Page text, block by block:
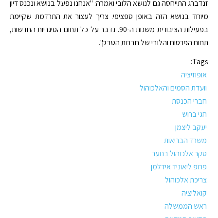
זנדברג התייחסה גם לנושא הלובי ואמרה: "אנחנו נפעל בנושא ונכנס דיון
מיוחד בנושא הזה באופן ספציפי. צריך לעצור את התרדמת שקיימת
בפעילות הציבורית משנות ה-90. נדבר על כל תחום הסיגריות החדשות,
תחום הפרסום והלובי של חברות הטבק".
Tags:
אופוזיציה
וועדת הסמים והאלכוהול
חברי הכנסת
חגי ברוש
יעקב ליצמן
משרד הבריאות
סקר אלכוהול בנוער
פרופ ליאוניד אידלמן
צריכת אלכוהול
קואליציה
ראש הממשלה